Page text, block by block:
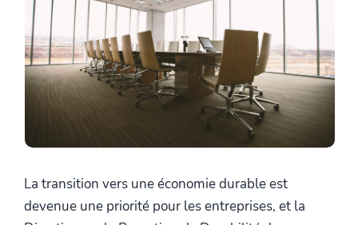
La transition vers une économie durable est
devenue une priorité pour les entreprises, et la